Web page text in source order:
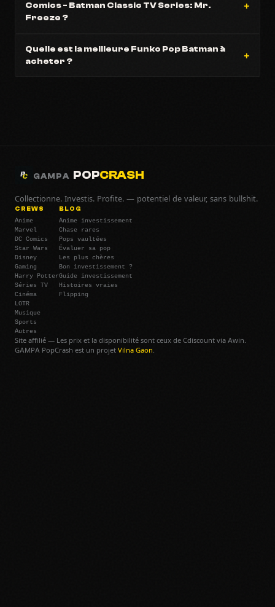
Comics - Batman Classic TV Series: Mr.
Freeze ?
Quelle est la meilleure Funko Pop Batman à
acheter ?
GAMPA POPCRASH
Collectionne. Investis. Profite. — potentiel de valeur, sans bullshit.
CREWS
Anime
Marvel
DC Comics
Star Wars
Disney
Gaming
Harry Potter
Séries TV
Cinéma
LOTR
Musique
Sports
Autres
BLOG
Anime investissement
Chase rares
Pops vaultées
Évaluer sa pop
Les plus chères
Bon investissement ?
Guide investissement
Histoires vraies
Flipping
Site affilié — Les prix et la disponibilité sont ceux de Cdiscount via Awin.
GAMPA PopCrash est un projet Vilna Gaon